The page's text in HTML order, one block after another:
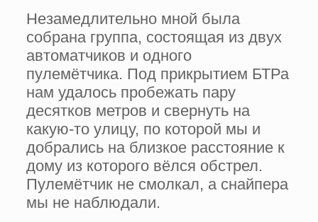
Незамедлительно мной была
собрана группа, состоящая из двух
автоматчиков и одного
пулемётчика. Под прикрытием БТРа
нам удалось пробежать пару
десятков метров и свернуть на
какую-то улицу, по которой мы и
добрались на близкое расстояние к
дому из которого вёлся обстрел.
Пулемётчик не смолкал, а снайпера
мы не наблюдали.